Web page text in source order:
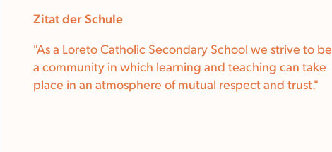
Zitat der Schule
"As a Loreto Catholic Secondary School we strive to be
a community in which learning and teaching can take
place in an atmosphere of mutual respect and trust."